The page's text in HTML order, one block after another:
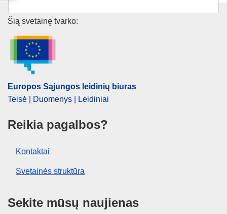
Europos Sąjungos leidinių
Šią svetainę tvarko:
Europos Sąjungos leidinių biuras
Teisė | Duomenys | Leidiniai
Reikia pagalbos?
Kontaktai
Svetainės struktūra
Sekite mūsų naujienas